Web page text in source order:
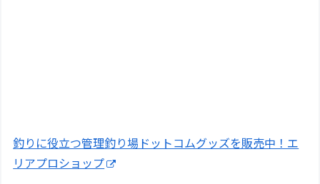
釣りに役立つ管理釣り場ドットコムグッズを販売中！エ
リアプロショップ